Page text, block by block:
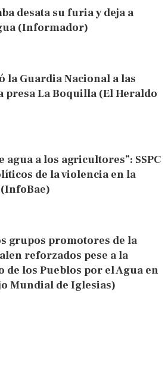
desata su furia y deja a
(Informador)
la Guardia Nacional a las
presa La Boquilla (El Heraldo
agua a los agricultores”: SSPC
de la violencia en la
grupos promotores de la
reforzados pese a la
los Pueblos por el Agua en
Mundial de Iglesias)